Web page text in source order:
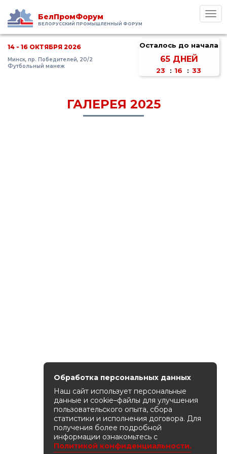
БелПромФорум
БЕЛОРУССКИЙ ПРОМЫШЛЕННЫЙ ФОРУМ
14 - 16 ОКТЯБРЯ 2026
Минск, пр. Победителей, 20/2
Футбольный манеж
Осталось до начала
65 ДНЕЙ
23 : 16 : 33
ГАЛЕРЕЯ 2025
Обработка персональных данных
Наш сайт использует персональные
данные и cookie–файлы для улучшения
пользовательского опыта, сбора
статистики и исполнения договора. Для
получения более подробной
информации ознакомьтесь с
Политикой конфиденциальности.